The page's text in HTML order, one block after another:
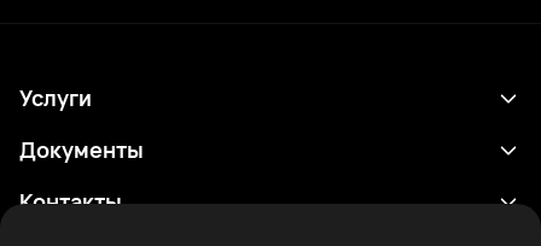
Услуги
Расписание
Результаты
Документы
Политика конфиденциальности
Контакты